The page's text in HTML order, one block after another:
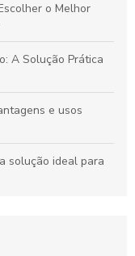
o Melhor
A Solução Prática
e usos
solução ideal para